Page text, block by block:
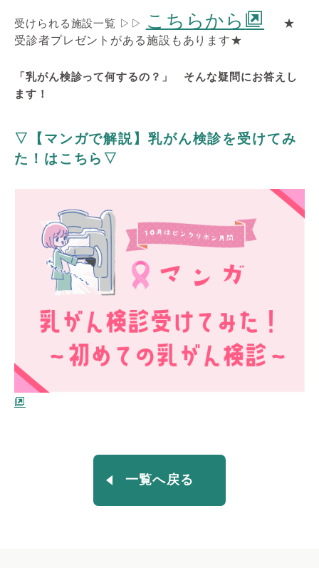
受けられる施設一覧 ▷▷ こちらから
★
受診者プレゼントがある施設もあります★
「乳がん検診って何するの？」 そんな疑問にお答えし
ます！
▽【マンガで解説】乳がん検診を受けてみ
た！はこちら▽
一覧へ戻る